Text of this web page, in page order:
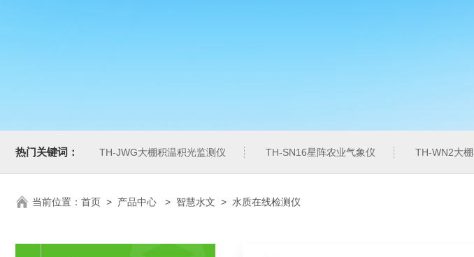
热门关键词： TH-JWG大棚积温积光监测仪 TH-SN16星阵农业气象仪 TH-WN2大
当前位置： 首页 > 产品中心 > 智慧水文 > 水质在线检测仪